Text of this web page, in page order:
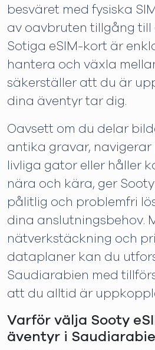
besväret med fysiska
av oavbruten tillgång till
Sotiga eSIM-kort är
hantera och växla
säkerställer att du är
dina äventyr tar dig.
Oavsett om du delar
antika gravar, navigerar
livliga gator eller håller
nära och kära, ger
pålitlig och problemfri
dina anslutningsbehov.
nätverkstäckning och
dataplaner kan du
Saudiarabien med
att du alltid är
Varför välja Sooty
äventyr i